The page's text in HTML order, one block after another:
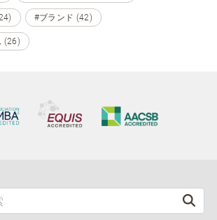
#ブランド (42)
(26)